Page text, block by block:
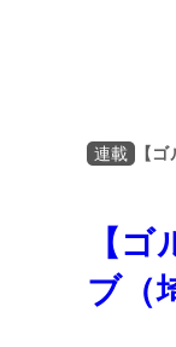
連載 【
【
ブ（